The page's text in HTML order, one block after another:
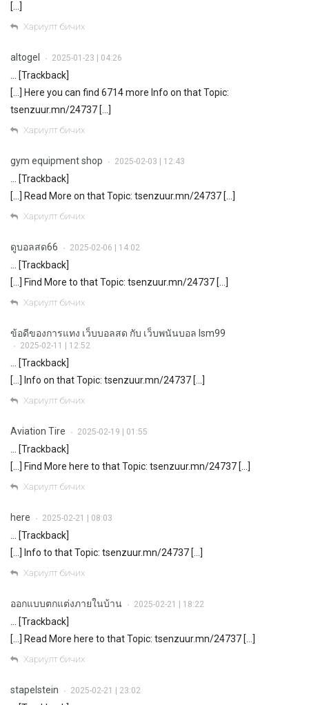
[…]
Хариулт бичих
altogel • 2025-01-23 | 04:26
… [Trackback]
[…] Here you can find 6714 more Info on that Topic:
tsenzuur.mn/24737 […]
Хариулт бичих
gym equipment shop • 2025-02-03 | 12:43
… [Trackback]
[…] Read More on that Topic: tsenzuur.mn/24737 […]
Хариулт бичих
ดูบอลสด66 • 2025-02-06 | 14:02
… [Trackback]
[…] Find More to that Topic: tsenzuur.mn/24737 […]
Хариулт бичих
ข้อดีของการแทง เว็บบอลสด กับ เว็บพนันบอล lsm99
• 2025-02-11 | 12:52
… [Trackback]
[…] Info on that Topic: tsenzuur.mn/24737 […]
Хариулт бичих
Aviation Tire • 2025-02-19 | 01:55
… [Trackback]
[…] Find More here to that Topic: tsenzuur.mn/24737 […]
Хариулт бичих
here • 2025-02-21 | 08:03
… [Trackback]
[…] Info to that Topic: tsenzuur.mn/24737 […]
Хариулт бичих
ออกแบบตกแต่งภายในบ้าน • 2025-02-21 | 18:22
… [Trackback]
[…] Read More here to that Topic: tsenzuur.mn/24737 […]
Хариулт бичих
stapelstein • 2025-02-21 | 23:02